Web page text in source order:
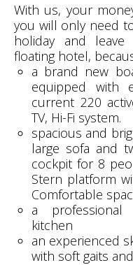
With us, your
you will only need
holiday and
floating hotel,
a brand new
equipped with
current 220
TV, Hi-Fi system.
spacious and
large sofa and
cockpit for 8
Stern platform
Comfortable
a professional
kitchen
an experienced
with soft gaits